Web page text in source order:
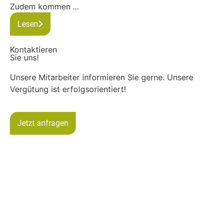
Zudem kommen ...
Lesen
Kontaktieren
Sie uns!
Unsere Mitarbeiter informieren Sie gerne. Unsere
Vergütung ist erfolgsorientiert!
Jetzt anfragen